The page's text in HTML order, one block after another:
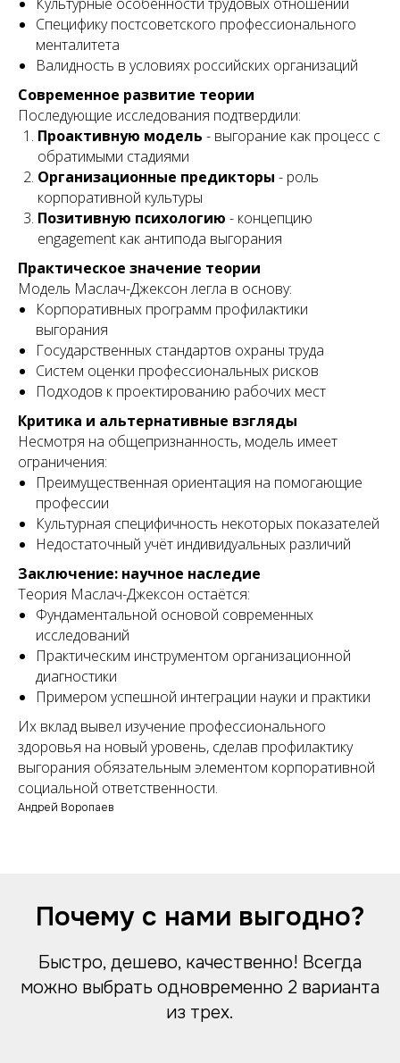
Специфику постсоветского профессионального
менталитета
Валидность в условиях российских организаций
Современное развитие теории
Последующие исследования подтвердили:
Проактивную модель - выгорание как процесс с
обратимыми стадиями
Организационные предикторы - роль
корпоративной культуры
Позитивную психологию - концепцию
engagement как антипода выгорания
Практическое значение теории
Модель Маслач-Джексон легла в основу:
Корпоративных программ профилактики
выгорания
Государственных стандартов охраны труда
Систем оценки профессиональных рисков
Подходов к проектированию рабочих мест
Критика и альтернативные взгляды
Несмотря на общепризнанность, модель имеет
ограничения:
Преимущественная ориентация на помогающие
профессии
Культурная специфичность некоторых показателей
Недостаточный учёт индивидуальных различий
Заключение: научное наследие
Теория Маслач-Джексон остаётся:
Фундаментальной основой современных
исследований
Практическим инструментом организационной
диагностики
Примером успешной интеграции науки и практики
Их вклад вывел изучение профессионального
здоровья на новый уровень, сделав профилактику
выгорания обязательным элементом корпоративной
социальной ответственности.
Андрей Воропаев
Почему с нами выгодно?
Быстро, дешево, качественно! Всегда
можно выбрать одновременно 2 варианта
из трех.
Главная
AMOCRM
Контекстная реклама
Кейсы
Контакты
Каталог опросов
Виджеты AMOCRM
Топ-10 платформ опросов
Анкетирование клиентов
Маркетинг
Отзывы
Тарифы на продвижение
GEO & AEO продвижение
Телефон:+7 499 322 32 54
Почта: info@voropaev.ru
Получить аудит
5 сервисов сбора обратной связи